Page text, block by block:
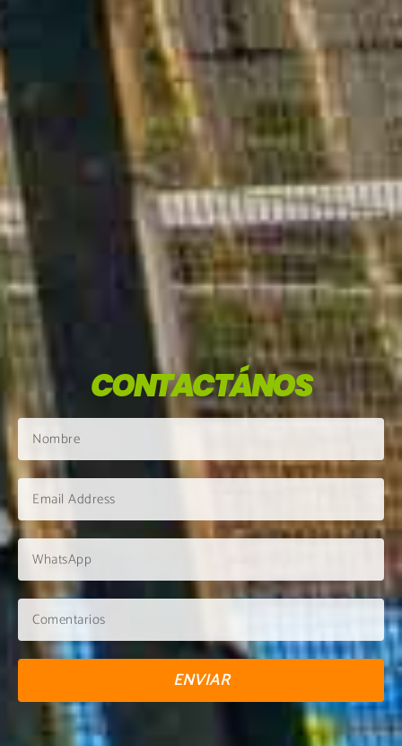
CONTACTÁNOS
ENVIAR